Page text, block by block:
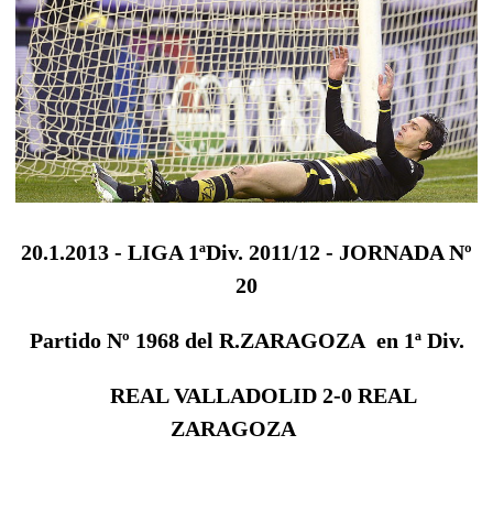
20.1.2013 - LIGA 1ªDiv. 2011/12 - JORNADA Nº
20
Partido Nº 1968 del R.ZARAGOZA en 1ª Div.
REAL VALLADOLID 2-0 REAL
ZARAGOZA